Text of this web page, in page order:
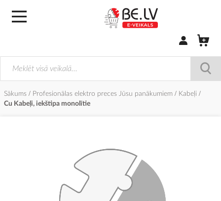
Pierakstīties/
Sākums Profesionālas elektro preces Jūsu panākumiem
Kabeļi
Cu Kabeļi, iekštipa monolītie